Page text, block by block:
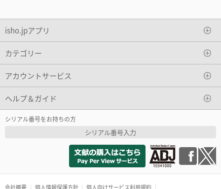
isho.jpアプリ
カテゴリー
アカウントサービス
ヘルプ＆ガイド
シリアル番号をお持ちの方
シリアル番号入力
会社概要 個人情報保護方針 個人向けサービス利用規約